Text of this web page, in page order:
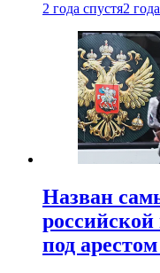
2 года спустя2
Назван
под